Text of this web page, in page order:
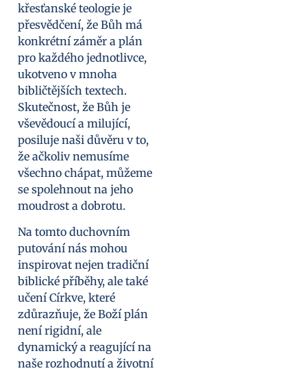
křesťanské teologie je
přesvědčení, že Bůh má
konkrétní záměr a plán
pro každého jednotlivce,
ukotveno v mnoha
bibličtějších textech.
Skutečnost, že Bůh je
vševědoucí a milující,
posiluje naši důvěru v to,
že ačkoliv nemusíme
všechno chápat, můžeme
se spolehnout na jeho
moudrost a dobrotu.
Na tomto duchovním
putování nás mohou
inspirovat nejen tradiční
biblické příběhy, ale také
učení Církve, které
zdůrazňuje, že Boží plán
není rigidní, ale
dynamický a reagující na
naše rozhodnutí a životní